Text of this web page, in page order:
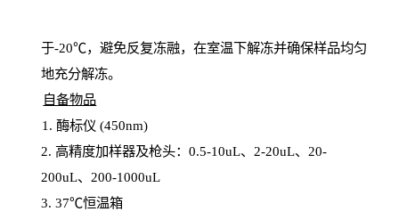
于-20℃，避免反复冻融，在室温下解冻并确保样品均匀
地充分解冻。
自备物品
1 . 酶标仪 (450nm)
2. 高精度加样器及枪头： 0.5-10uL、 2-20uL、 20-
200uL、 200-1000uL
3. 37℃恒温箱